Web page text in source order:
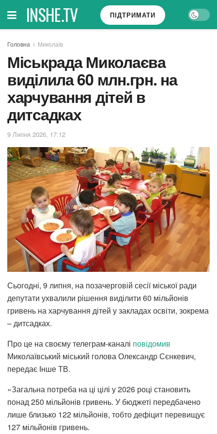
INSHE.TV ПІДТРИМАТИ
Головна Миколаїв
Міськрада Миколаєва
виділила 60 млн.грн. на
харчування дітей в
дитсадках
9 Липня 2026, 17:12
Сьогодні, 9 липня, на позачерговій сесії міської ради
депутати ухвалили рішення виділити 60 мільйонів
гривень на харчування дітей у закладах освіти, зокрема
– дитсадках.
Про це на своєму телеграм-каналі повідомив
Миколаївський міський голова Олександр Сєнкевич,
передає Інше ТВ.
«Загальна потреба на ці цілі у 2026 році становить
понад 250 мільйонів гривень. У бюджеті передбачено
лише близько 122 мільйонів, тобто дефіцит перевищує
127 мільйонів гривень.